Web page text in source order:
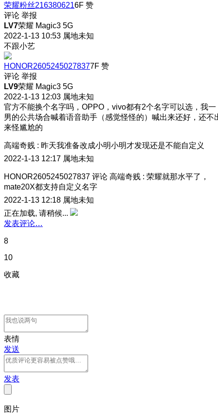
荣耀粉丝2163806216F 赞
评论 举报
LV7荣耀 Magic3 5G
2022-1-13 10:53 属地未知
不跟小艺
HONOR26052450278377F 赞
评论 举报
LV9荣耀 Magic3 5G
2022-1-13 12:03 属地未知
官方不能换个名字吗，OPPO，vivo都有2个名字可以选，我一
男的公共场合喊着语音助手（感觉怪怪的）喊出来还好，还不
来怪尴尬的
高端奇贱 : 昨天我准备改成小明小明才发现还是不能自定义
2022-1-13 12:17 属地未知
HONOR2605245027837 评论 高端奇贱 : 荣耀就那水平了，
mate20X都支持自定义名字
2022-1-13 12:18 属地未知
正在加载, 请稍候...
发表评论…
8
10
收藏
表情
发送
发表
图片